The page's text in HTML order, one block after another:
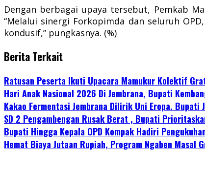
Dengan berbagai upaya tersebut, Pemkab
“Melalui sinergi Forkopimda dan seluruh
kondusif,” pungkasnya. (%)
Berita Terkait
Ratusan Peserta Ikuti Upacara Mamukur Kolektif
Hari Anak Nasional 2026 Di Jembrana, Bupati
Kakao Fermentasi Jembrana Dilirik Uni Eropa.
SD 2 Pengambengan Rusak Berat , Bupati
Bupati Hingga Kepala OPD Kompak Hadiri
Hemat Biaya Jutaan Rupiah, Program Ngaben Masal